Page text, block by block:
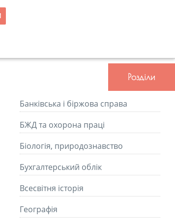
Розділи
Банківська і біржова справа
БЖД та охорона праці
Біологія, природознавство
Бухгалтерський облік
Всесвітня історія
Географія